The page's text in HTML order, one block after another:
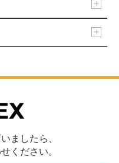
ましたら、
ください。